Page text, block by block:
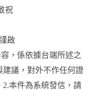
祝
啟
，係依據台端所述之
議，對外不作任何證
本件為系統發信，請